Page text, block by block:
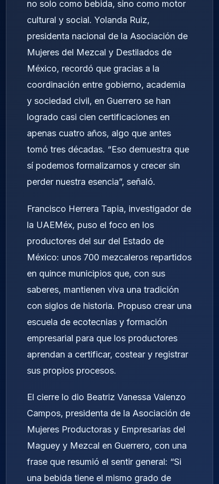
no solo como bebida, sino como motor
cultural y social. Yolanda Ruiz,
presidenta nacional de la Asociación de
Mujeres del Mezcal y Destilados de
México, recordó que gracias a la
coordinación entre gobierno, academia
y sociedad civil, en Guerrero se han
logrado casi cien certificaciones en
apenas cuatro años, algo que antes
tomó tres décadas. “Eso demuestra que
sí podemos formalizarnos y crecer sin
perder nuestra esencia”, señaló.
Francisco Herrera Tapia, investigador de
la UAEMéx, puso el foco en los
productores del sur del Estado de
México: unos 700 mezcaleros repartidos
en quince municipios que, con sus
saberes, mantienen viva una tradición
con siglos de historia. Propuso crear una
escuela de ecotecnias y formación
empresarial para que los productores
aprendan a certificar, costear y registrar
sus propios procesos.
El cierre lo dio Beatriz Vanessa Valenzo
Campos, presidenta de la Asociación de
Mujeres Productoras y Empresarias del
Maguey y Mezcal en Guerrero, con una
frase que resumió el sentir general: “Si
una bebida tiene el mismo grado de